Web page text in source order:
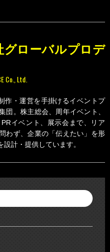
Co., Ltd.
グローバルプロデ
作・運営を手掛けるイベントプ
団。株主総会、周年イベント、
イベント、展示会まで、リア
わず、企業の「伝えたい」を形
計・提供しています。